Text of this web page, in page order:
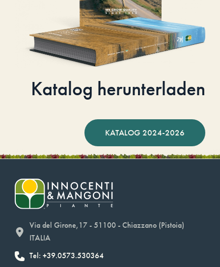
Katalog herunterladen
KATALOG 2024-2026
Via del Girone,17 - 51100 - Chiazzano (Pistoia)
ITALIA
Tel: +39.0573.530364